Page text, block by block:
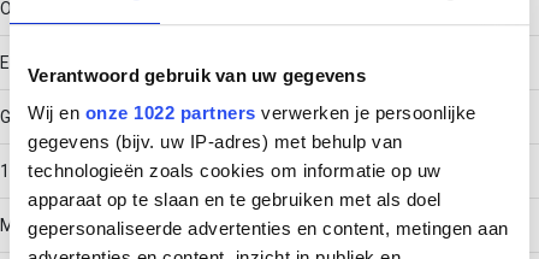
Verantwoord gebruik van uw gegevens
Wij en onze 1022 partners verwerken je persoonlijke
gegevens (bijv. uw IP-adres) met behulp van
technologieën zoals cookies om informatie op uw
apparaat op te slaan en te gebruiken met als doel
gepersonaliseerde advertenties en content, metingen aan
Oppervlaktebescherming
Elektrolytisch verzinkt
Gewicht
1.59008
Materiaaldikte